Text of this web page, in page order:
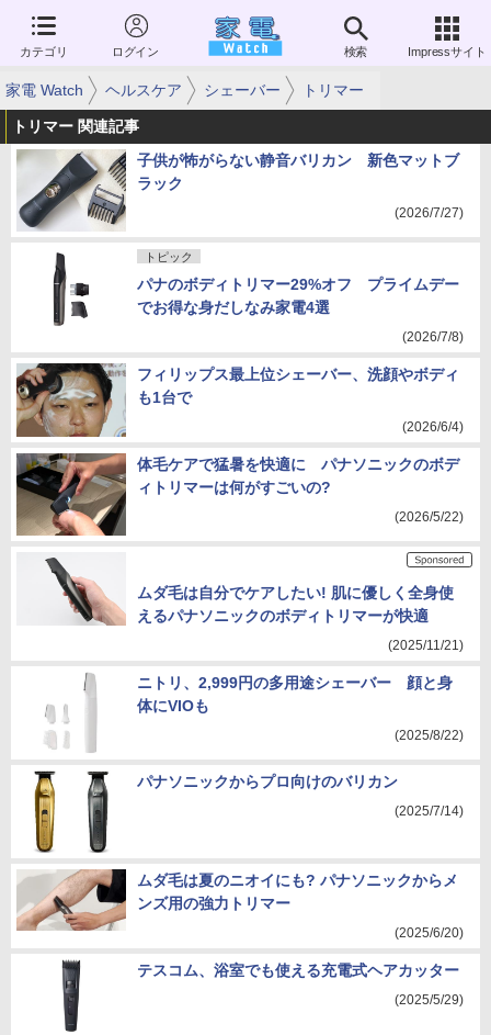
カテゴリ ログイン 検索 Impressサイト
家電 Watch ヘルスケア シェーバー トリマー
トリマー 関連記事
子供が怖がらない静音バリカン 新色マットブ
ラック
(2026/7/27)
トピック
パナのボディトリマー29%オフ プライムデー
でお得な身だしなみ家電4選
(2026/7/8)
フィリップス最上位シェーバー、洗顔やボディ
も1台で
(2026/6/4)
体毛ケアで猛暑を快適に パナソニックのボデ
ィトリマーは何がすごいの?
(2026/5/22)
ムダ毛は自分でケアしたい! 肌に優しく全身使
えるパナソニックのボディトリマーが快適
(2025/11/21)
ニトリ、2,999円の多用途シェーバー 顔と身
体にVIOも
(2025/8/22)
パナソニックからプロ向けのバリカン
(2025/7/14)
ムダ毛は夏のニオイにも? パナソニックからメ
ンズ用の強力トリマー
(2025/6/20)
テスコム、浴室でも使える充電式ヘアカッター
(2025/5/29)